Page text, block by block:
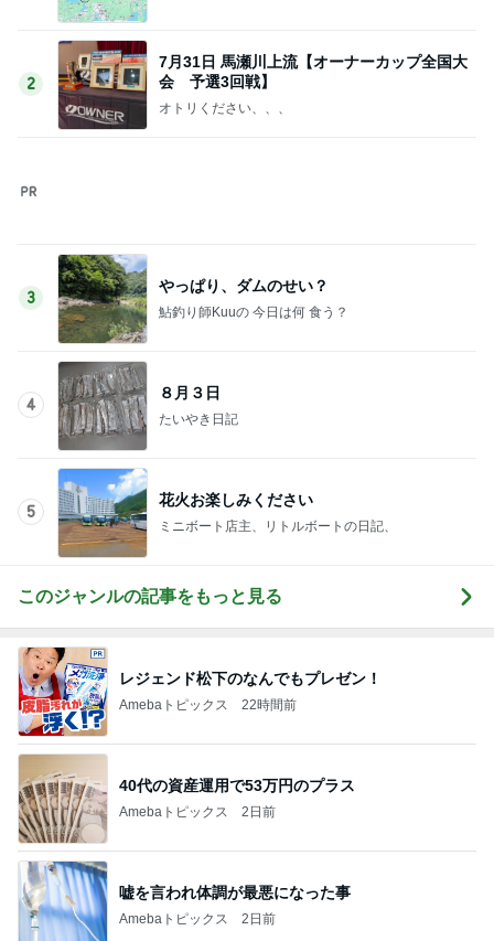
2
7月31日 馬瀬川上流【オーナーカップ全国大
会 予選3回戦】
オトリください、、、
3
やっぱり、ダムのせい？
鮎釣り師Kuuの 今日は何 食う？
4
８月３日
たいやき日記
5
花火お楽しみください
ミニボート店主、リトルボートの日記、
このジャンルの記事をもっと見る
レジェンド松下のなんでもプレゼン！
Amebaトピックス 22時間前
40代の資産運用で53万円のプラス
Amebaトピックス 2日前
嘘を言われ体調が最悪になった事
Amebaトピックス 2日前